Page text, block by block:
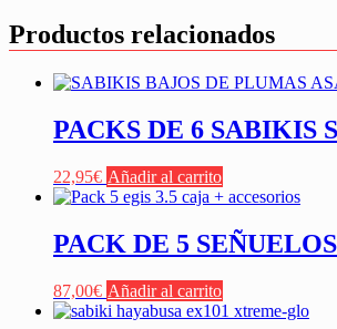
Productos relacionados
PACKS DE 6 SABIKIS
22,95€ Añadir al carrito
PACK DE 5
87,00€ Añadir al carrito